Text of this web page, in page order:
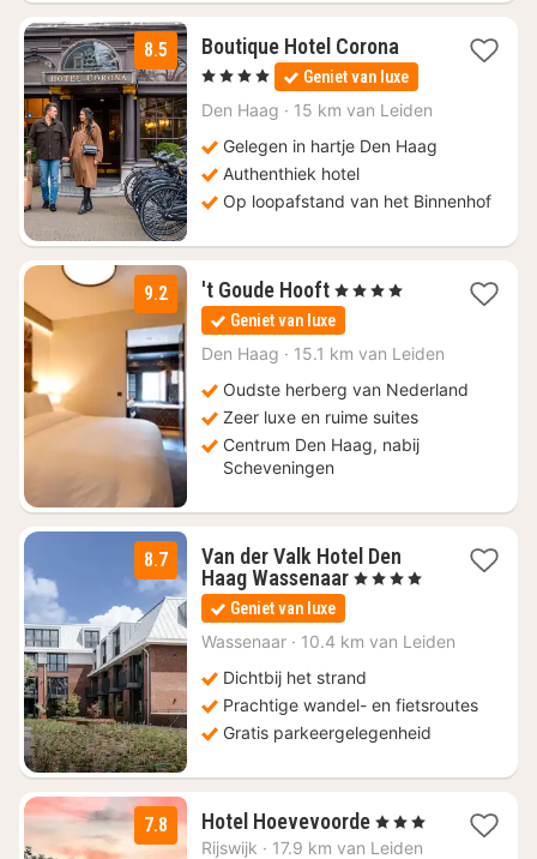
8.5 Boutique Hotel Corona1
nacht
vanaf
€
, 4 Sterren Geniet van luxe
Den Haag · 15 km van Leiden
Gelegen in hartje Den Haag
Authenthiek hotel
Op loopafstand van het Binnenhof
9.2 't Goude Hooft1
nacht
vanaf
€
, 4 Sterren
Geniet van luxe
Den Haag · 15.1 km van Leiden
Oudste herberg van Nederland
Zeer luxe en ruime suites
Centrum Den Haag, nabij
Scheveningen
8.7
Van der Valk Hotel Den
Haag Wassenaar1
€
, 4 Sterren
Geniet van luxe
Wassenaar · 10.4 km van Leiden
Dichtbij het strand
Prachtige wandel- en fietsroutes
Gratis parkeergelegenheid
7.8 Hotel Hoevevoorde1
nacht
, 3 Sterren
Rijswijk · 17.9 km van Leiden